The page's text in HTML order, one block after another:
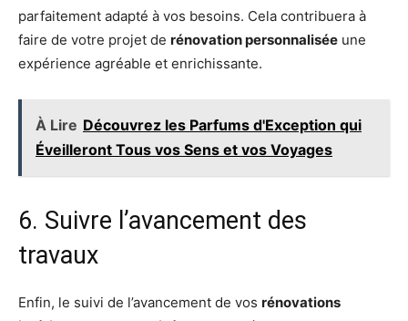
parfaitement adapté à vos besoins. Cela contribuera à
faire de votre projet de rénovation personnalisée une
expérience agréable et enrichissante.
À Lire Découvrez les Parfums d'Exception qui
Éveilleront Tous vos Sens et vos Voyages
6. Suivre l’avancement des
travaux
Enfin, le suivi de l’avancement de vos rénovations